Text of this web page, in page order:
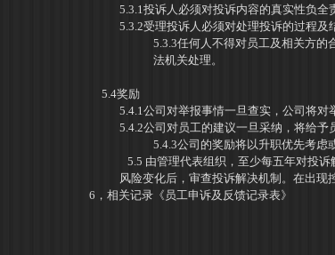
5.3.1投诉人必须对投诉内容的真实性负全
5.3.2受理投诉人必须对处理投诉的过程及
5.3.3任何人不得对员工及相关方的
法机关处理。
5.4奖励
5.4.1公司对举报事情一旦查实，公司将对
5.4.2公司对员工的建议一旦采纳，将给予
5.4.3公司的奖励将以升职优先考虑
5.5 由管理代表组织，至少每五年对投
风险变化后，审查投诉解决机制。在出现
6，相关记录《员工申诉及反馈记录表》